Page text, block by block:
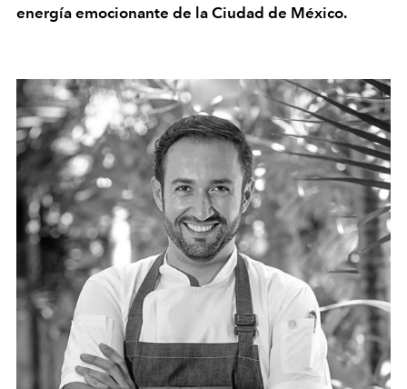
energía emocionante de la Ciudad de México.